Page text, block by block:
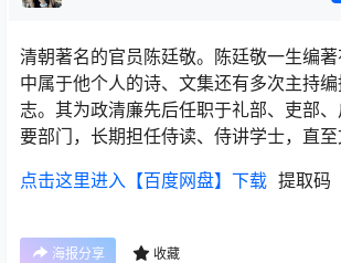
清朝著名的官员陈廷敬。陈廷敬一生编
中属于他个人的诗、文集还有多次主持
志。其为政清廉先后任职于礼部、吏部
要部门，长期担任侍读、侍讲学士，直至
点击这里进入【百度网盘】下载 提取
海报分享 收藏